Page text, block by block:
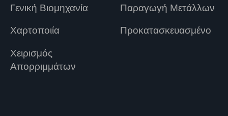
Γενική Βιομηχανία
Παραγωγή Μετάλλων
Χαρτοποιία
Προκατασκευασμένο
Χειρισμός
Απορριμμάτων